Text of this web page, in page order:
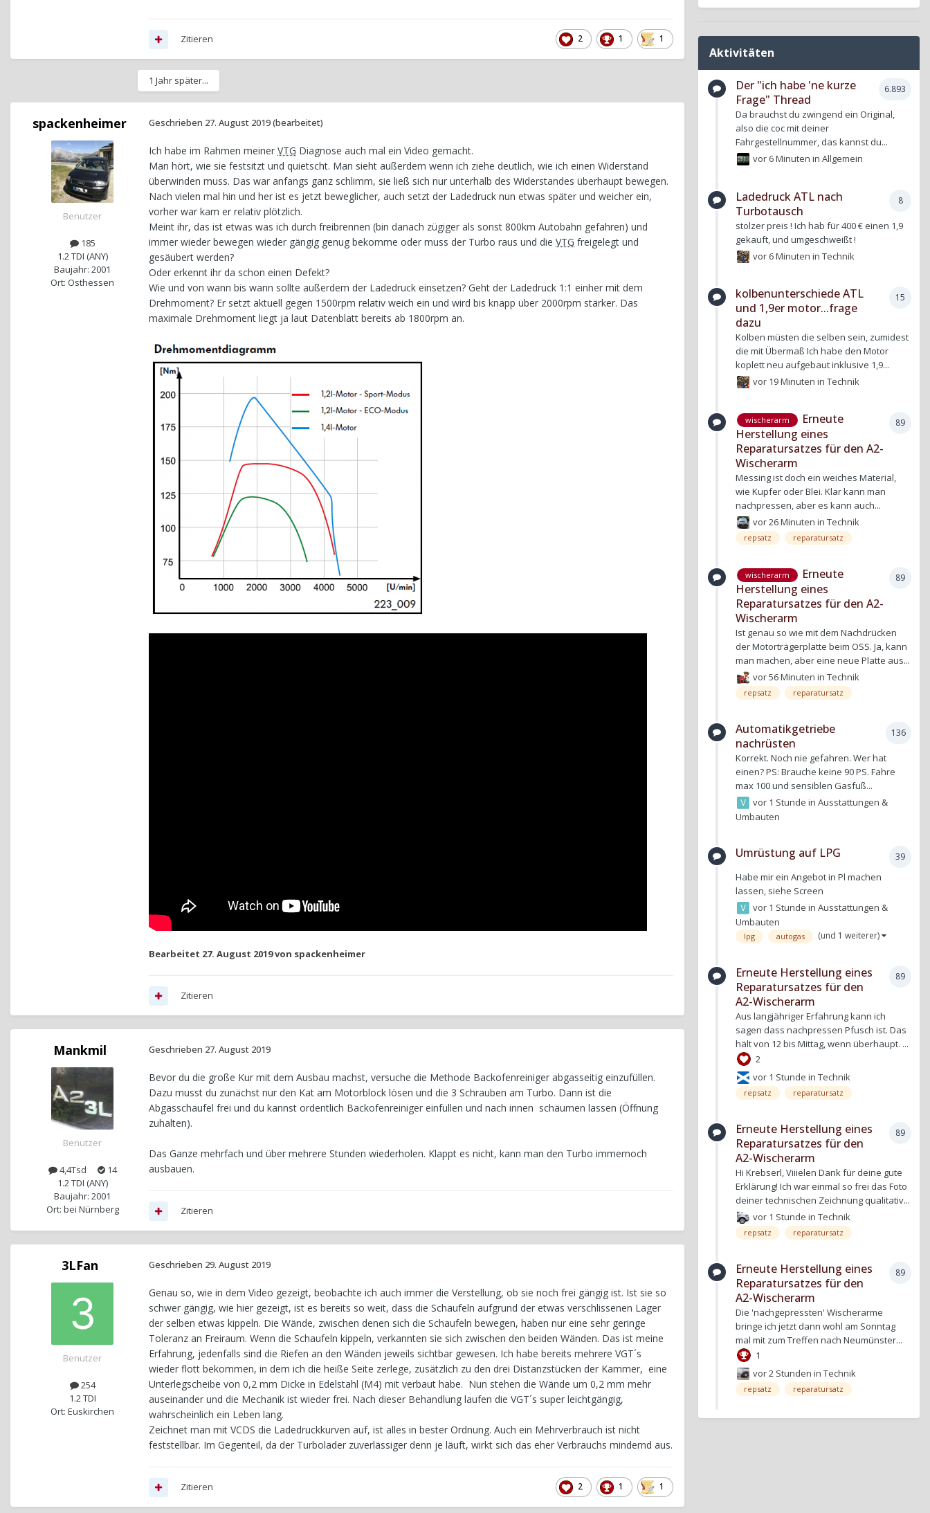
2 1 1
Zitieren
1 Jahr später...
spackenheimer
Benutzer
185
1.2 TDI (ANY)
Baujahr: 2001
Ort: Osthessen
Geschrieben 27. August 2019(bearbeitet)
Ich habe im Rahmen meiner VTG Diagnose auch mal ein Video gemacht.
Man hört, wie sie festsitzt und quietscht. Man sieht außerdem wenn ich ziehe deutlich, wie ich einen Widerstand
überwinden muss. Das war anfangs ganz schlimm, sie ließ sich nur unterhalb des Widerstandes überhaupt bewegen.
Nach vielen mal hin und her ist es jetzt beweglicher, auch setzt der Ladedruck nun etwas später und weicher ein,
vorher war kam er relativ plötzlich.
Meint ihr, das ist etwas was ich durch freibrennen (bin danach zügiger als sonst 800km Autobahn gefahren) und
immer wieder bewegen wieder gängig genug bekomme oder muss der Turbo raus und die VTG freigelegt und
gesäubert werden?
Oder erkennt ihr da schon einen Defekt?
Wie und von wann bis wann sollte außerdem der Ladedruck einsetzen? Geht der Ladedruck 1:1 einher mit dem
Drehmoment? Er setzt aktuell gegen 1500rpm relativ weich ein und wird bis knapp über 2000rpm stärker. Das
maximale Drehmoment liegt ja laut Datenblatt bereits ab 1800rpm an.
Bearbeitet 27. August 2019von spackenheimer
Zitieren
Mankmil
Benutzer
4,4Tsd
14
1.2 TDI (ANY)
Baujahr: 2001
Ort: bei Nürnberg
Geschrieben 27. August 2019
Bevor du die große Kur mit dem Ausbau machst, versuche die Methode Backofenreiniger abgasseitig einzufüllen.
Dazu musst du zunächst nur den Kat am Motorblock lösen und die 3 Schrauben am Turbo. Dann ist die
Abgasschaufel frei und du kannst ordentlich Backofenreiniger einfüllen und nach innen schäumen lassen (Öffnung
zuhalten).
Das Ganze mehrfach und über mehrere Stunden wiederholen. Klappt es nicht, kann man den Turbo immernoch
ausbauen.
Zitieren
3LFan
Benutzer
254
1.2 TDI
Ort: Euskirchen
Geschrieben 29. August 2019
Genau so, wie in dem Video gezeigt, beobachte ich auch immer die Verstellung, ob sie noch frei gängig ist. Ist sie so
schwer gängig, wie hier gezeigt, ist es bereits so weit, dass die Schaufeln aufgrund der etwas verschlissenen Lager
der selben etwas kippeln. Die Wände, zwischen denen sich die Schaufeln bewegen, haben nur eine sehr geringe
Toleranz an Freiraum. Wenn die Schaufeln kippeln, verkannten sie sich zwischen den beiden Wänden. Das ist meine
Erfahrung, jedenfalls sind die Riefen an den Wänden jeweils sichtbar gewesen. Ich habe bereits mehrere VGT´s
wieder flott bekommen, in dem ich die heiße Seite zerlege, zusätzlich zu den drei Distanzstücken der Kammer, eine
Unterlegscheibe von 0,2 mm Dicke in Edelstahl (M4) mit verbaut habe. Nun stehen die Wände um 0,2 mm mehr
auseinander und die Mechanik ist wieder frei. Nach dieser Behandlung laufen die VGT´s super leichtgängig,
wahrscheinlich ein Leben lang.
Zeichnet man mit VCDS die Ladedruckkurven auf, ist alles in bester Ordnung. Auch ein Mehrverbrauch ist nicht
feststellbar. Im Gegenteil, da der Turbolader zuverlässiger denn je läuft, wirkt sich das eher Verbrauchs mindernd aus.
2 1 1
Zitieren
Aktivitäten
6.893
Der "ich habe 'ne kurze
Frage" Thread
Da brauchst du zwingend ein Original,
also die coc mit deiner
Fahrgestellnummer, das kannst du...
vor 6 MinuteninAllgemein
8
Ladedruck ATL nach
Turbotausch
stolzer preis ! Ich hab für 400 € einen 1,9
gekauft, und umgeschweißt !
vor 6 MinuteninTechnik
15
kolbenunterschiede ATL
und 1,9er motor...frage
dazu
Kolben müsten die selben sein, zumidest
die mit Übermaß Ich habe den Motor
koplett neu aufgebaut inklusive 1,9...
vor 19 MinuteninTechnik
89
wischerarm
Erneute
Herstellung eines
Reparatursatzes für den A2-
Wischerarm
Messing ist doch ein weiches Material,
wie Kupfer oder Blei. Klar kann man
nachpressen, aber es kann auch...
vor 26 MinuteninTechnik
repsatz reparatursatz
89
wischerarm
Erneute
Herstellung eines
Reparatursatzes für den A2-
Wischerarm
Ist genau so wie mit dem Nachdrücken
der Motorträgerplatte beim OSS. Ja, kann
man machen, aber eine neue Platte aus...
vor 56 MinuteninTechnik
repsatz reparatursatz
136
Automatikgetriebe
nachrüsten
Korrekt. Noch nie gefahren. Wer hat
einen? PS: Brauche keine 90 PS. Fahre
max 100 und sensiblen Gasfuß...
vor 1 Stunde inAusstattungen &
Umbauten
39
Umrüstung auf LPG
Habe mir ein Angebot in Pl machen
lassen, siehe Screen
vor 1 Stunde inAusstattungen &
Umbauten
lpg autogas (und 1 weiterer)
89
Erneute Herstellung eines
Reparatursatzes für den
A2-Wischerarm
Aus langjähriger Erfahrung kann ich
sagen dass nachpressen Pfusch ist. Das
hält von 12 bis Mittag, wenn überhaupt. ...
2
vor 1 Stunde inTechnik
repsatz reparatursatz
89
Erneute Herstellung eines
Reparatursatzes für den
A2-Wischerarm
Hi Krebserl, Viiielen Dank für deine gute
Erklärung! Ich war einmal so frei das Foto
deiner technischen Zeichnung qualitativ...
vor 1 Stunde inTechnik
repsatz reparatursatz
89
Erneute Herstellung eines
Reparatursatzes für den
A2-Wischerarm
Die 'nachgepressten' Wischerarme
bringe ich jetzt dann wohl am Sonntag
mal mit zum Treffen nach Neumünster...
1
vor 2 Stunden inTechnik
repsatz reparatursatz